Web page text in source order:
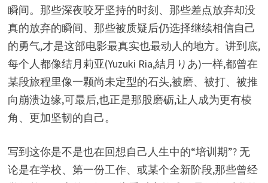
瞬间。那些深夜咬牙坚持的时刻、那些差点放弃却没
真的放弃的瞬间、那些被质疑后仍选择继续相信自己
的勇气,才是这部电影最真实也最动人的地方。讲到底,
每个人都像结月莉亚(Yuzuki Ria,結月りあ)一样,都曾在
某段旅程里像一颗尚未定型的石头,被磨、被打、被推
向崩溃边缘,可最后,也正是那股磨砺,让人成为更有棱
角、更加坚韧的自己。
写到这你是不是也在回想自己人生中的“培训期”? 无
论是在学校、第一份工作、或某个全新阶段,那些曾经